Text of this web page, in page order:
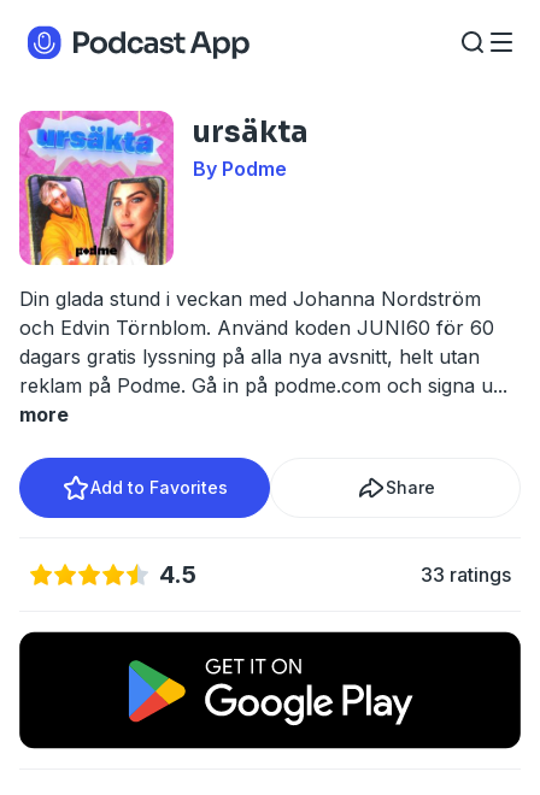
ursäkta
By Podme
Din glada stund i veckan med Johanna Nordström
och Edvin Törnblom. Använd koden JUNI60 för 60
dagars gratis lyssning på alla nya avsnitt, helt utan
reklam på Podme. Gå in på podme.com och signa u...
more
Add to Favorites Share
4.5 33 ratings